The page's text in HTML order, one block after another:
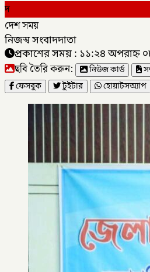
দ
দেশ সময়
নিজস্ব সংবাদদাতা
প্রকাশের সময় : ১১:২৪ অপরাহ্ন
ছবি তৈরি করুন: নিউজ কার্ড
ফেসবুক
টুইটার হোয়াটসঅ্যাপ